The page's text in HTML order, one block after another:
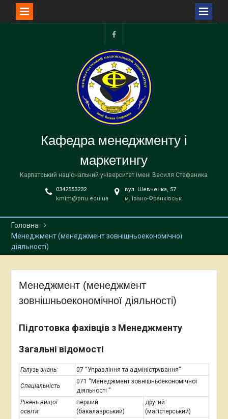
facebook
Кафедра менеджменту і
маркетингу
Карпатський національний університет імені Василя Стефаника
0342553232
kmim@pnu.edu.ua
вул. Шевченка, 57
м. Івано-Франківськ
Головна
Менеджмент (менеджмент зовнішньоекономічної
діяльності)
Менеджмент (менеджмент
зовнішньоекономічної діяльності)
Підготовка фахівців з Менеджменту
Загальні відомості
Галузь знань: 07 “Управління та адміністрування”
Спеціальність
071 “Менеджмент зовнішньоекономічної
діяльності ”
Рівень вищої
освіти
перший
(бакалаврський)
другий
(магістерський)